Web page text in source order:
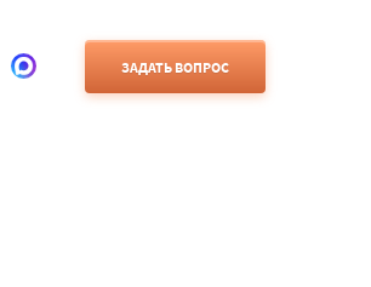
ЗАДАТЬ ВОПРОС